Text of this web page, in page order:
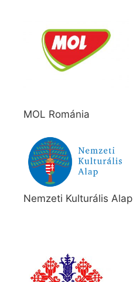
MOL Románia
Nemzeti Kulturális Alap